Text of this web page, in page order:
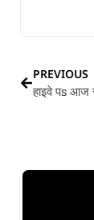
PREVIOUS
हाइवे पs आज